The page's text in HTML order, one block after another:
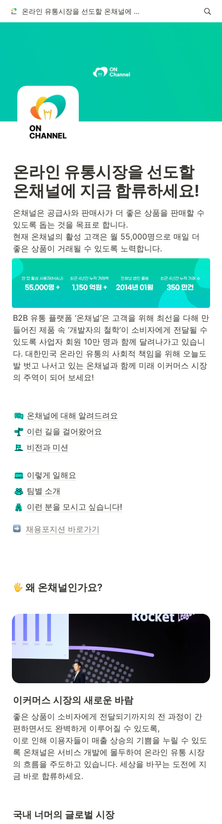
온라인 유통시장을 선도할 온채널에 지금 합류하세요!
온라인 유통시장을 선도할
온채널에 지금 합류하세요!
온채널은 공급사와 판매사가 더 좋은 상품을 판매할 수
있도록 돕는 것을 목표로 합니다.
현재 온채널의 활성 고객은 월 55,000명으로 매일 더
좋은 상품이 거래될 수 있도록 노력합니다.
B2B 유통 플랫폼 ‘온채널’은 고객을 위해 최선을 다해 만
들어진 제품 속 ‘개발자의 철학’이 소비자에게 전달될 수
있도록 사업자 회원 10만 명과 함께 달려나가고 있습니
다. 대한민국 온라인 유통의 사회적 책임을 위해 오늘도
발 벗고 나서고 있는 온채널과 함께 미래 이커머스 시장
의 주역이 되어 보세요!
온채널에 대해 알려드려요
이런 길을 걸어왔어요
비전과 미션
이렇게 일해요
팀별 소개
이런 분을 모시고 싶습니다!
채용포지션 바로가기
왜 온채널인가요?
이커머스 시장의 새로운 바람
좋은 상품이 소비자에게 전달되기까지의 전 과정이 간
편하면서도 완벽하게 이루어질 수 있도록,
이로 인해 이용자들이 매출 상승의 기쁨을 누릴 수 있도
록 온채널은 서비스 개발에 몰두하여 온라인 유통 시장
의 흐름을 주도하고 있습니다. 세상을 바꾸는 도전에 지
금 바로 합류하세요.
국내 너머의 글로벌 시장